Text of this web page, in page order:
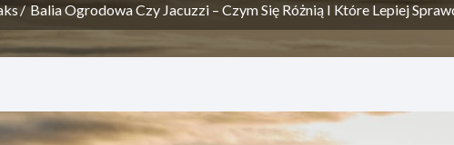
Balia Ogrodowa Czy Jacuzzi – Czym Się Różnią I Które Lepiej